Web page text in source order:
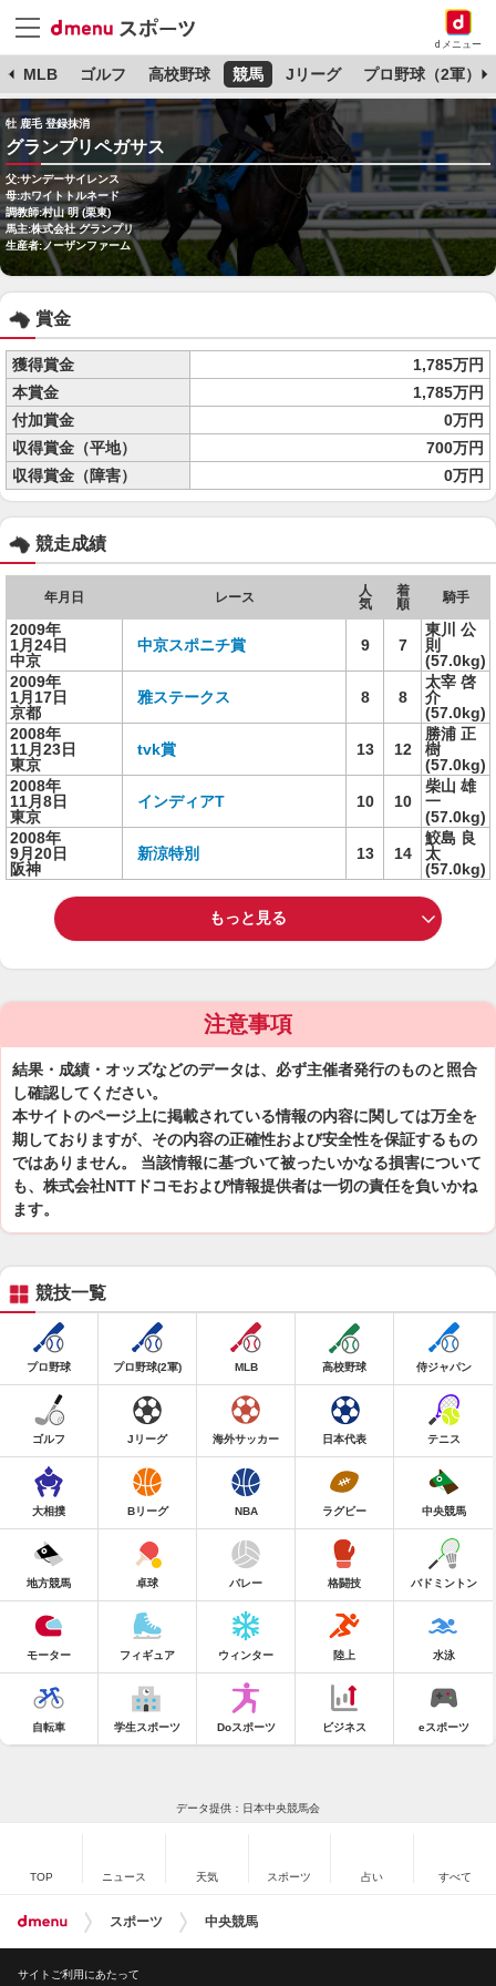
dメニュー
MLB ゴルフ 高校野球 競馬 Jリーグ プロ野球（2軍）
牡 鹿毛 登録抹消
グランプリペガサス
父:サンデーサイレンス
母:ホワイトトルネード
調教師:村山 明 (栗東)
馬主:株式会社 グランプリ
生産者:ノーザンファーム
賞金
獲得賞金
1,785万円
本賞金
1,785万円
付加賞金
0万円
収得賞金（平地）
700万円
収得賞金（障害）
0万円
競走成績
年月日 レース
人
気
着
順
騎手
2009年
1月24日
中京
中京スポニチ賞 9 7
東川 公
則
(57.0kg)
2009年
1月17日
京都
雅ステークス 8 8
太宰 啓
介
(57.0kg)
2008年
11月23日
東京
tvk賞 13 12
勝浦 正
樹
(57.0kg)
2008年
11月8日
東京
インディアT 10 10
柴山 雄
一
(57.0kg)
2008年
9月20日
阪神
新涼特別 13 14
鮫島 良
太
(57.0kg)
もっと見る
注意事項
結果・成績・オッズなどのデータは、必ず主催者発行のものと照合
し確認してください。
本サイトのページ上に掲載されている情報の内容に関しては万全を
期しておりますが、その内容の正確性および安全性を保証するもの
ではありません。 当該情報に基づいて被ったいかなる損害について
も、株式会社NTTドコモおよび情報提供者は一切の責任を負いかね
ます。
競技一覧
プロ野球 プロ野球(2軍) MLB 高校野球 侍ジャパン
ゴルフ Jリーグ 海外サッカー 日本代表 テニス
大相撲 Bリーグ NBA ラグビー 中央競馬
地方競馬 卓球 バレー 格闘技 バドミントン
モーター フィギュア ウィンター 陸上 水泳
自転車 学生スポーツ Doスポーツ ビジネス eスポーツ
データ提供：日本中央競馬会
TOP ニュース 天気 スポーツ 占い すべて
スポーツ 中央競馬
サイトご利用にあたって